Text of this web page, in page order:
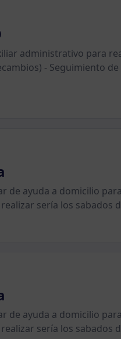
administrativo para
- Seguimiento
de ayuda a domicilio
sería los sabados
de ayuda a domicilio
sería los sabados